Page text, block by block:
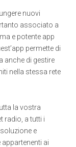
nuovi
associato a
e potente app
permette di
anche di gestire
nella stessa rete
la vostra
radio, a tutti i
e
ai